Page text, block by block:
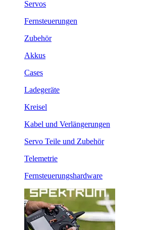
Servos
Fernsteuerungen
Zubehör
Akkus
Cases
Ladegeräte
Kreisel
Kabel und Verlängerungen
Servo Teile und Zubehör
Telemetrie
Fernsteuerungshardware